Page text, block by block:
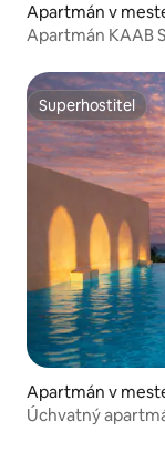
Apartmán v
Apartmán KAAB
Superhostiteľ
Superhostiteľ
Apartmán v
Úchvatný